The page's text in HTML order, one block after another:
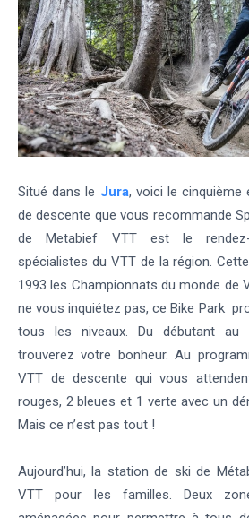
Situé dans le Jura, voici le
de descente que vous recommande
de Metabief VTT est le
spécialistes du VTT de la région.
1993 les Championnats du monde de
ne vous inquiétez pas, ce Bike Park
tous les niveaux. Du débutant au
trouverez votre bonheur. Au
VTT de descente qui vous
rouges, 2 bleues et 1 verte avec un
Mais ce n’est pas tout !
Aujourd’hui, la station de ski de
VTT pour les familles. Deux